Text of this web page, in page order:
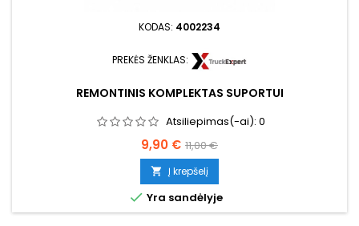
KODAS: 4002234
PREKĖS ŽENKLAS:
REMONTINIS KOMPLEKTAS SUPORTUI
Atsiliepimas(-ai): 0
Kaina
9,90 € Bazinė
kaina
11,00 €
 Į krepšelį
 Yra sandėlyje